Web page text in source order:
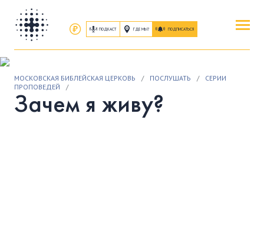
ПОДКАСТ ГДЕ МЫ? ПОДПИСАТЬСЯ
ОБ ИИСУСЕ ХРИСТЕ
ПОСЕТИТЬ
МОСКОВСКАЯ БИБЛЕЙСКАЯ ЦЕРКОВЬ / ПОСЛУШАТЬ /
СЕРИИ
ПРОПОВЕДЕЙ
/
Зачем я живу?